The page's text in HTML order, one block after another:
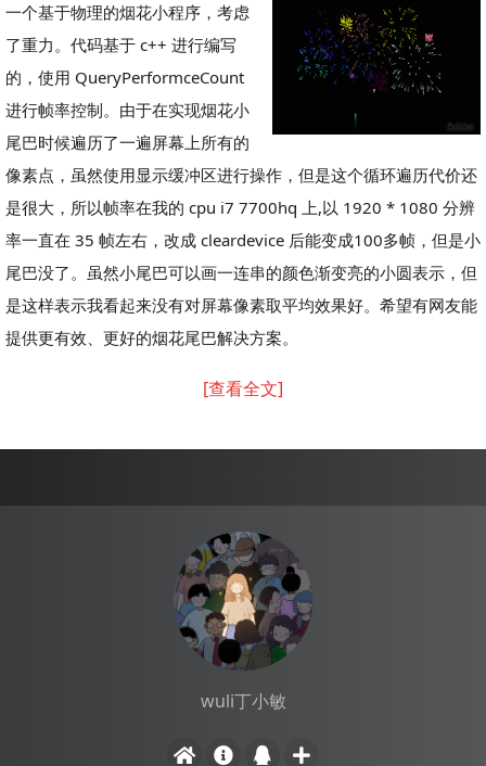
一个基于物理的烟花小程序，考虑
了重力。代码基于 c++ 进行编写
的，使用 QueryPerformceCount
进行帧率控制。由于在实现烟花小
尾巴时候遍历了一遍屏幕上所有的
像素点，虽然使用显示缓冲区进行操作，但是这个循环遍历代价还
是很大，所以帧率在我的 cpu i7 7700hq 上,以 1920 * 1080 分辨
率一直在 35 帧左右，改成 cleardevice 后能变成100多帧，但是小
尾巴没了。虽然小尾巴可以画一连串的颜色渐变亮的小圆表示，但
是这样表示我看起来没有对屏幕像素取平均效果好。希望有网友能
提供更有效、更好的烟花尾巴解决方案。
[查看全文]
wuli丁小敏